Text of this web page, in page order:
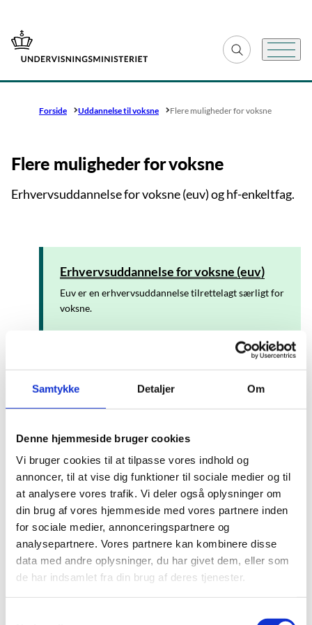
Samtykke Detaljer Om
Denne hjemmeside bruger cookies
Vi bruger cookies til at tilpasse vores indhold og
annoncer, til at vise dig funktioner til sociale medier og til
at analysere vores trafik. Vi deler også oplysninger om
din brug af vores hjemmeside med vores partnere inden
for sociale medier, annonceringspartnere og
analysepartnere. Vores partnere kan kombinere disse
data med andre oplysninger, du har givet dem, eller som
de har indsamlet fra din brug af deres tjenester.
Gå til forsiden Fold søgefelt ud
Menu
Forside Uddannelse til voksne Flere muligheder for voksne
Flere muligheder for voksne
Erhvervsuddannelse for voksne (euv) og hf-enkeltfag.
Erhvervsuddannelse for voksne (euv)
Euv er en erhvervsuddannelse tilrettelagt særligt for
voksne.
Hf-enkeltfag
Hf som enkeltfag er en fleksibel gymnasial
Internationale uddannelsesprogrammer
i voksenuddannelser
En række uddannelsesprogrammer giver tilskud til
international mobilitet og samarbejde med fokus på
læring og uddannelse.